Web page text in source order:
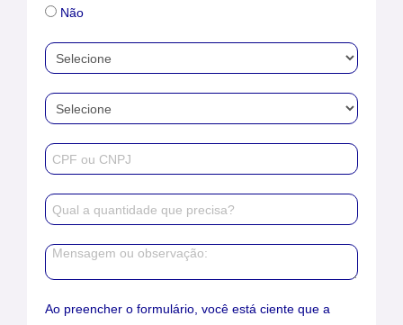
Não
Ao preencher o formulário, você está ciente que a